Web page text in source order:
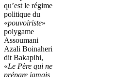
qu’est le régime
politique du
«pouvoiriste»
polygame
Assoumani
Azali Boinaheri
dit Bakapihi,
«Le Père qui ne
prépare jamais